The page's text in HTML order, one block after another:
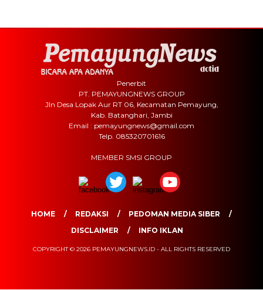
Penerbit
PT. PEMAYUNGNEWS GROUP
Jln Desa Lopak Aur RT 06, Kecamatan Pemayung,
Kab. Batanghari, Jambi
Email : pemayungnews@gmail.com
Telp. 085320701616
MEMBER SMSI GROUP
HOME REDAKSI
PEDOMAN MEDIA SIBER
DISCLAIMER
INFO IKLAN
COPYRIGHT © 2026 PEMAYUNGNEWS.ID - ALL RIGHTS RESERVED